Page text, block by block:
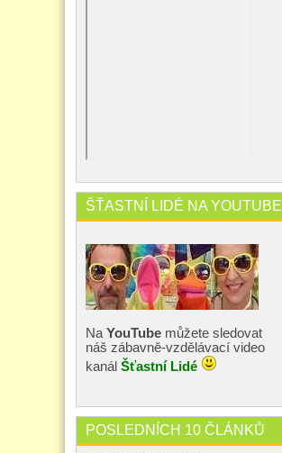
ŠŤASTNÍ LIDÉ NA YOUTUBE
Na YouTube můžete sledovat
náš zábavně-vzdělávací video
kanál Šťastní Lidé
POSLEDNÍCH 10 ČLÁNKŮ